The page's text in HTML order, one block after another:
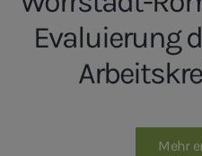
Evaluierung
Mehr